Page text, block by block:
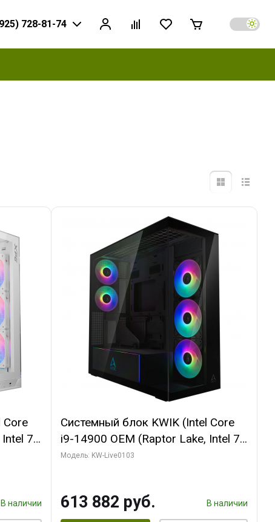
728-81-74
Core
7,
В наличии
Системный блок KWIK (Intel Core
i9-14900 OEM (Raptor Lake, Intel 7,
C24 16EC/8PC// 64 ГБ ОЗУ (2
Turbo/ 960 ГБ SSD)
Модель: KW-Live0103
613 882 руб. В наличии